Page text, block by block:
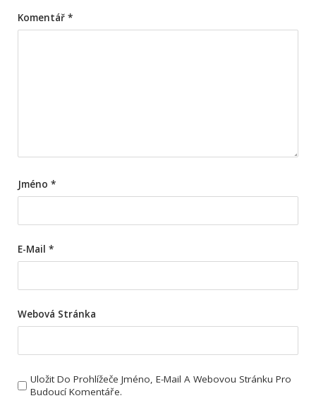
Komentář *
Jméno *
E-Mail *
Webová Stránka
Uložit Do Prohlížeče Jméno, E-Mail A Webovou Stránku Pro
Budoucí Komentáře.